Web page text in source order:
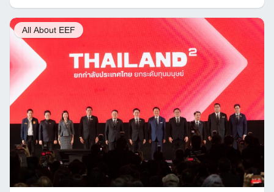
All About EEF